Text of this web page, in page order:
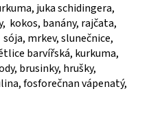
juka schidingera,
kokos, banány, rajčata,
mrkev, slunečnice,
barvířská, kurkuma,
brusinky, hrušky,
fosforečnan vápenatý,